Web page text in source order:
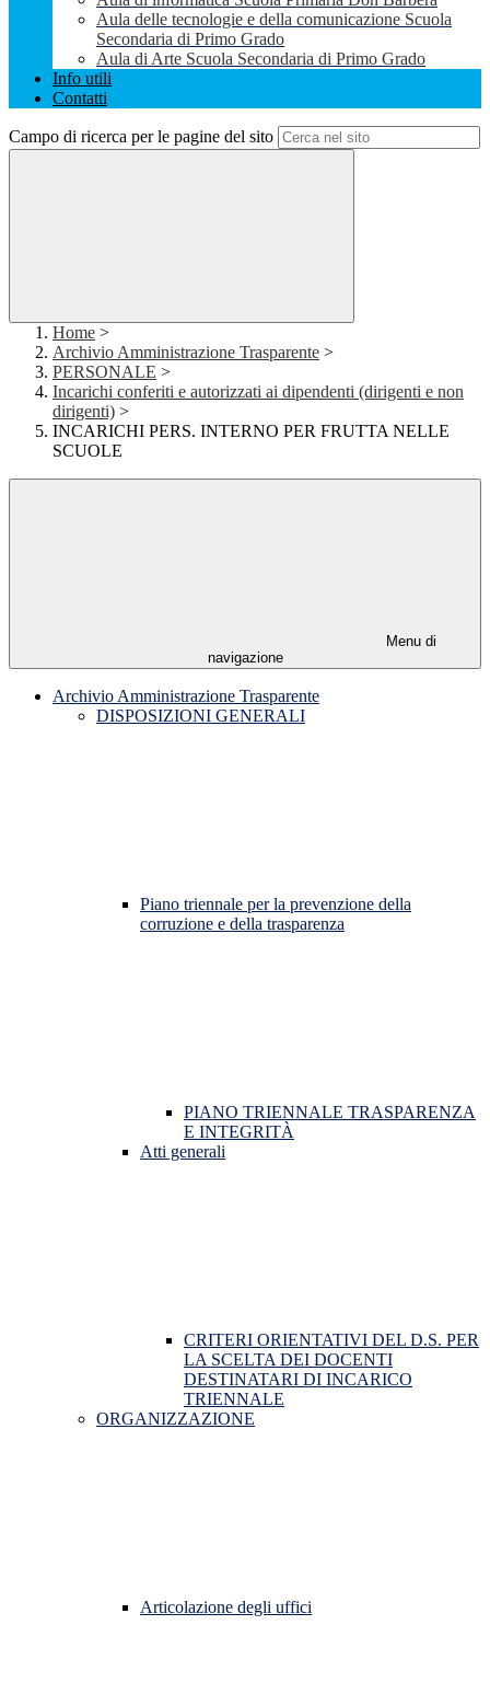
Aula delle tecnologie e della comunicazione Scuola
Secondaria di Primo Grado
Aula di Arte Scuola Secondaria di Primo Grado
Info utili
Contatti
Campo di ricerca per le pagine del sito
Home >
Archivio Amministrazione Trasparente >
PERSONALE >
Incarichi conferiti e autorizzati ai dipendenti (dirigenti e non
dirigenti) >
INCARICHI PERS. INTERNO PER FRUTTA NELLE
SCUOLE
Menu di
navigazione
Archivio Amministrazione Trasparente
DISPOSIZIONI GENERALI
Piano triennale per la prevenzione della
corruzione e della trasparenza
PIANO TRIENNALE TRASPARENZA
E INTEGRITÀ
Atti generali
CRITERI ORIENTATIVI DEL D.S. PER
LA SCELTA DEI DOCENTI
DESTINATARI DI INCARICO
TRIENNALE
ORGANIZZAZIONE
Articolazione degli uffici